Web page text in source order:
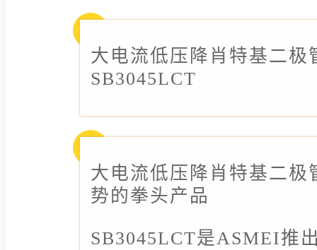
大电流低压降肖特基二
SB3045LCT
大电流低压降肖特基二
势的拳头产品
SB3045LCT是ASMEI推